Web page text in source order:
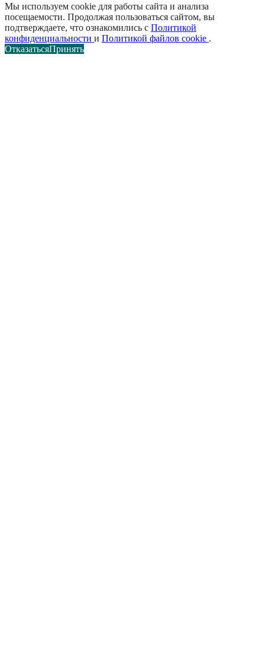
Мы используем cookie для работы сайта и анализа
посещаемости. Продолжая пользоваться сайтом, вы
подтверждаете, что ознакомились с Политикой
конфиденциальности и Политикой файлов cookie .
ОтказатьсяПринять